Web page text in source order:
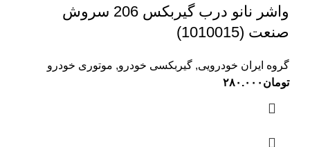
واشر نانو درب گیربکس 206 سروش
صنعت (1010015)
گروه ایران خودرویی, گیربکسی خودرو, موتوری خودرو
تومان ۲۸۰.۰۰۰